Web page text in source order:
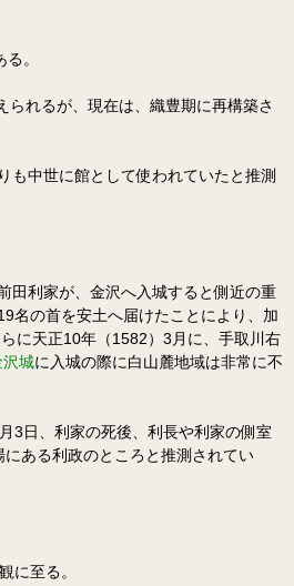
。
れるが、現在は、織豊期に再構築さ
も中世に館として使われていたと推測
田利家が、金沢へ入城すると側近の重
名の首を安土へ届けたことにより、加
に天正10年（1582）3月に、手取川右
沢城に入城の際に白山麓地域は非常に不
3日、利家の死後、利長や利家の側室
ある利政のところと推測されてい
に至る。